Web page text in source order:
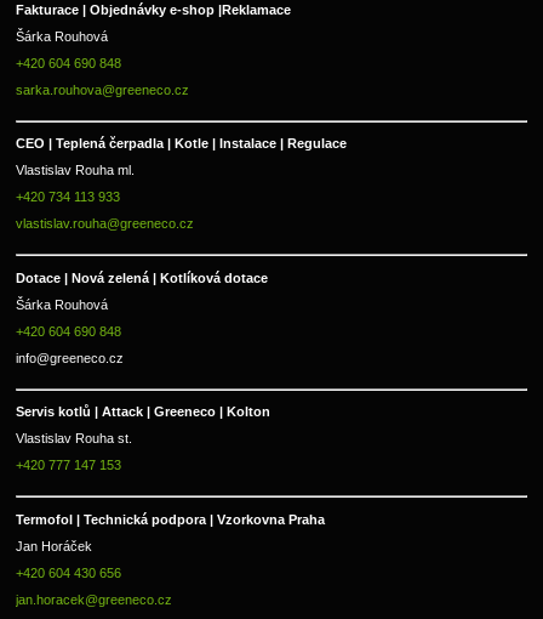
Fakturace | Objednávky e-shop |Reklamace
Šárka Rouhová
+420 604 690 848
sarka.rouhova@greeneco.cz
CEO | Teplená čerpadla | Kotle | Instalace | Regulace
Vlastislav Rouha ml.
+420 734 113 933
vlastislav.rouha@greeneco.cz
Dotace | Nová zelená | Kotlíková dotace
Šárka Rouhová
+420 604 690 848
info@greeneco.cz
Servis kotlů | Attack | Greeneco | Kolton
Vlastislav Rouha st.
+420 777 147 153
Termofol | Technická podpora | Vzorkovna Praha
Jan Horáček
+420 604 430 656
jan.horacek@greeneco.cz